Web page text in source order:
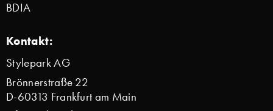
BDIA
Kontakt:
Stylepark AG
Brönnerstraße 22
D-60313 Frankfurt am Main